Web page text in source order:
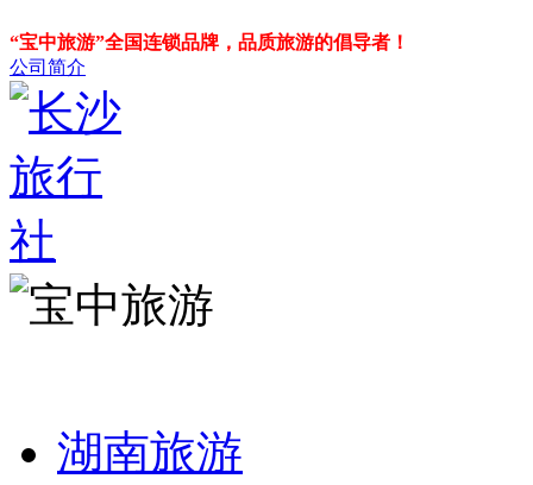
“宝中旅游”全国连锁品牌，品质旅游的倡导者！
公司简介
湖南旅游